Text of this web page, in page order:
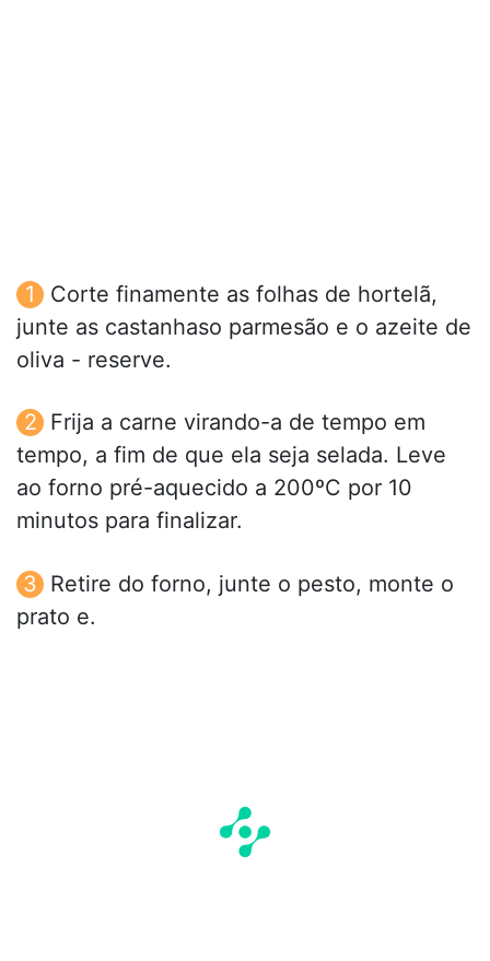
Corte finamente as folhas de hortelã,
junte as castanhaso parmesão e o azeite de
oliva - reserve.
Frija a carne virando-a de tempo em
tempo, a fim de que ela seja selada. Leve
ao forno pré-aquecido a 200ºC por 10
minutos para finalizar.
Retire do forno, junte o pesto, monte o
prato e.